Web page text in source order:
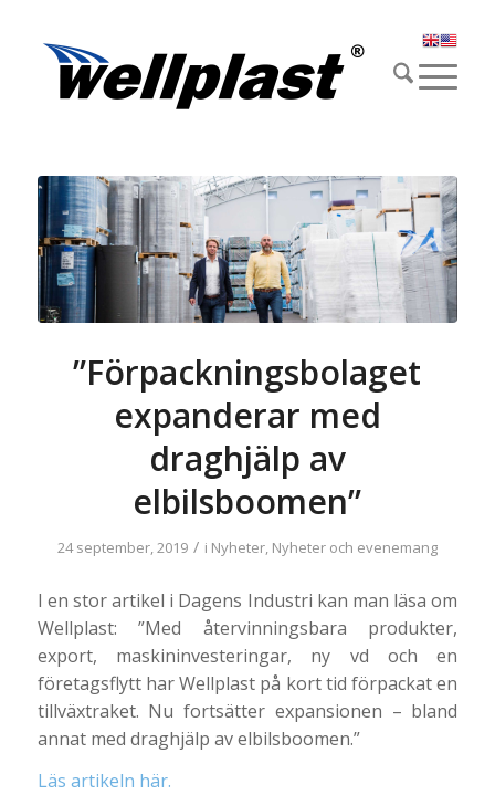
”Förpackningsbolaget
expanderar med
draghjälp av
elbilsboomen”
24 september, 2019 / i Nyheter, Nyheter och evenemang
I en stor artikel i Dagens Industri kan man läsa om
Wellplast: ”Med återvinningsbara produkter,
export, maskininvesteringar, ny vd och en
företagsflytt har Wellplast på kort tid förpackat en
tillväxtraket. Nu fortsätter expansionen – bland
annat med draghjälp av elbilsboomen.”
Läs artikeln här.